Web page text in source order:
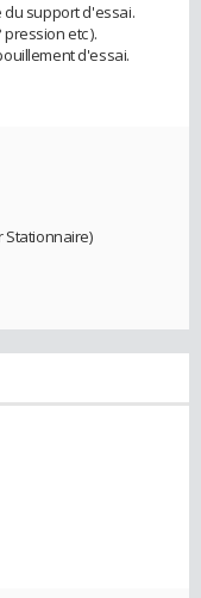
du support d'essai.
etc ).
d'essai.
Stationnaire)